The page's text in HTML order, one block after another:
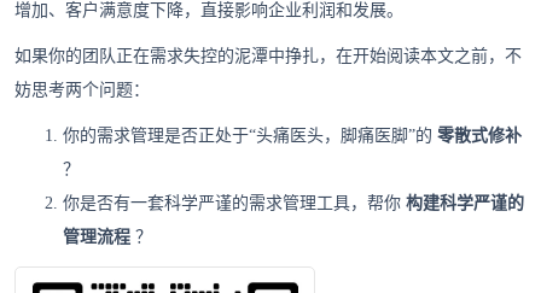
增加、客户满意度下降，直接影响企业利润和发展。
如果你的团队正在需求失控的泥潭中挣扎，在开始阅读本文之前，不
妨思考两个问题：
你的需求管理是否正处于“头痛医头，脚痛医脚”的 零散式修补
？
你是否有一套科学严谨的需求管理工具，帮你 构建科学严谨的
管理流程 ？